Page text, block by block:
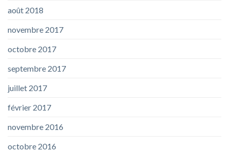
août 2018
novembre 2017
octobre 2017
septembre 2017
juillet 2017
février 2017
novembre 2016
octobre 2016